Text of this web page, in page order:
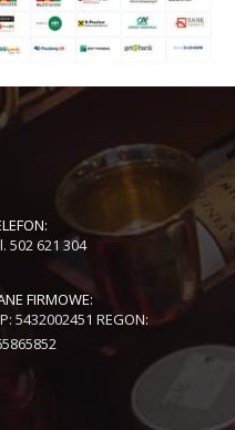
502 621 304
FIRMOWE:
5432002451 REGON: